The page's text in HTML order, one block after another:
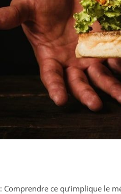
: Comprendre ce qu’implique le